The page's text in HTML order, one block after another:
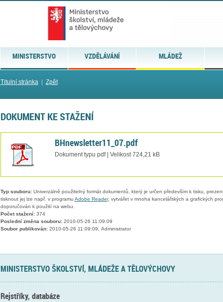
MINISTERSTVO VZDĚLÁVÁNÍ MLÁDEŽ
Titulní stránka| Zpět
DOKUMENT KE STAŽENÍ
BHnewsletter11_07.pdf
Dokument typu pdf | Velikost 724,21 kB
Typ souboru:Univerzálně použitelný formát dokumentů, který je určen především k tisku,
tisknout jej lze např. v programu Adobe Reader, vytvářet v mnoha kancelářských a grafických
doporučován k použití na webu.
Počet stažení:374
Poslední změna souboru:2010-05-26 11:09:09
Soubor publikován:2010-05-26 11:09:09, Administrator
MINISTERSTVO ŠKOLSTVÍ, MLÁDEŽE A TĚLOVÝCHOVY
Rejstříky, databáze